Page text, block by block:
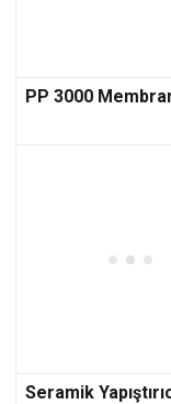
PP 3000
Seramik